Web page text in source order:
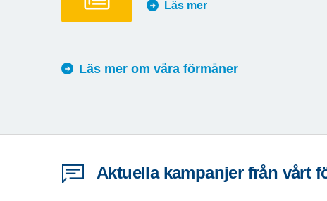
Läs mer
Läs mer om våra förmåner
Aktuella kampanjer från vårt